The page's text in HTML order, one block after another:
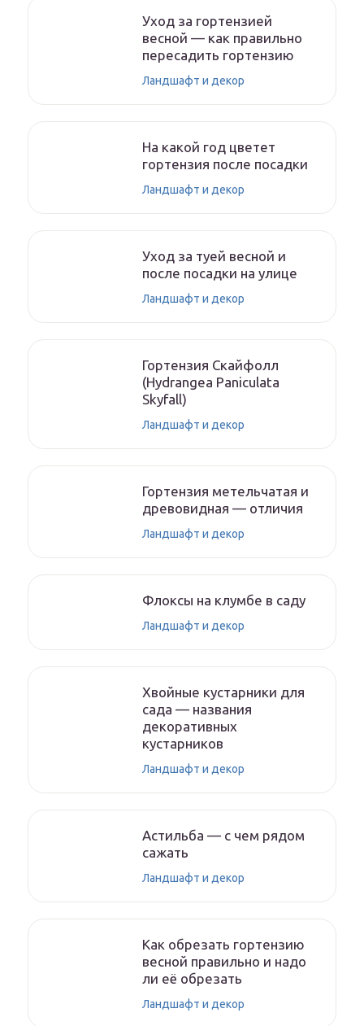
Уход за гортензией
весной — как правильно
пересадить гортензию
Ландшафт и декор
На какой год цветет
гортензия после посадки
Ландшафт и декор
Уход за туей весной и
после посадки на улице
Ландшафт и декор
Гортензия Скайфолл
(Hydrangea Paniculata
Skyfall)
Ландшафт и декор
Гортензия метельчатая и
древовидная — отличия
Ландшафт и декор
Флоксы на клумбе в саду
Ландшафт и декор
Хвойные кустарники для
сада — названия
декоративных
кустарников
Ландшафт и декор
Астильба — с чем рядом
сажать
Ландшафт и декор
Как обрезать гортензию
весной правильно и надо
ли её обрезать
Ландшафт и декор